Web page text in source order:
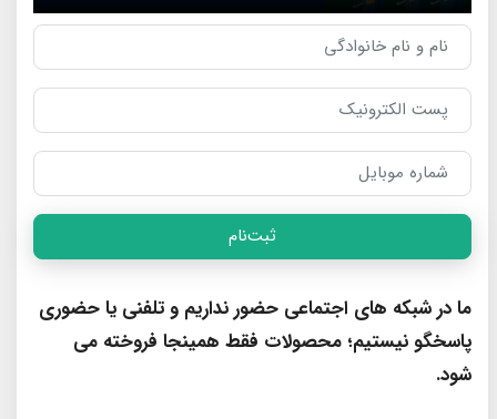
ثبت‌نام
ما در شبکه های اجتماعی حضور نداریم و تلفنی یا حضوری
پاسخگو نیستیم؛ محصولات فقط همینجا فروخته می
شود.